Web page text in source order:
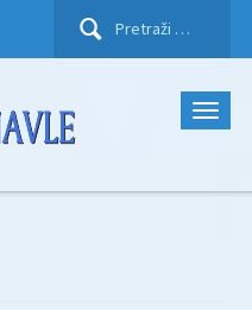
Pretraži: